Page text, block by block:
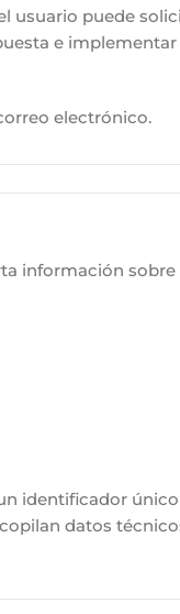
usuario puede
e
electrónico.
información
identificador
datos